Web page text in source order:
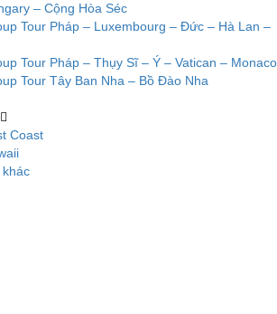
– Cộng Hòa Séc
Tour Pháp – Luxembourg – Đức – Hà Lan –
Tour Pháp – Thụy Sĩ – Ý – Vatican – Monaco
Tour Tây Ban Nha – Bồ Đào Nha
Coast
khác